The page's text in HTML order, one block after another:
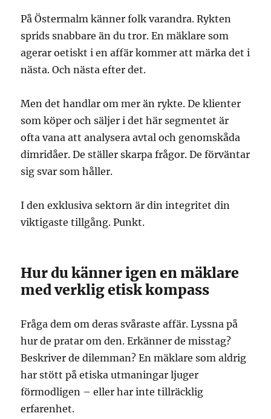
På Östermalm känner folk varandra. Rykten
sprids snabbare än du tror. En mäklare som
agerar oetiskt i en affär kommer att märka det i
nästa. Och nästa efter det.
Men det handlar om mer än rykte. De klienter
som köper och säljer i det här segmentet är
ofta vana att analysera avtal och genomskåda
dimridåer. De ställer skarpa frågor. De förväntar
sig svar som håller.
I den exklusiva sektorn är din integritet din
viktigaste tillgång. Punkt.
Hur du känner igen en mäklare
med verklig etisk kompass
Fråga dem om deras svåraste affär. Lyssna på
hur de pratar om den. Erkänner de misstag?
Beskriver de dilemman? En mäklare som aldrig
har stött på etiska utmaningar ljuger
förmodligen – eller har inte tillräcklig
erfarenhet.